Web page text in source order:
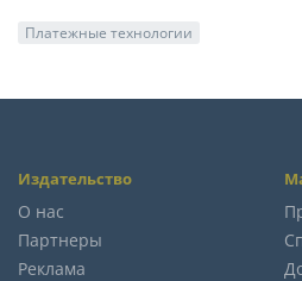
Платежные технологии
Издательство
О нас
Партнеры
Реклама